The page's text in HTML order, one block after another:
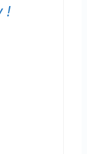
!